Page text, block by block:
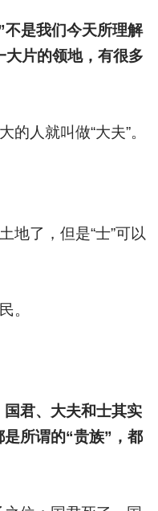
不是我们今天所理解
大片的领地，有很多
的人就叫做“大夫”。
地了，但是“士”可以
。
国君、大夫和士其实
所谓的“贵族”，都